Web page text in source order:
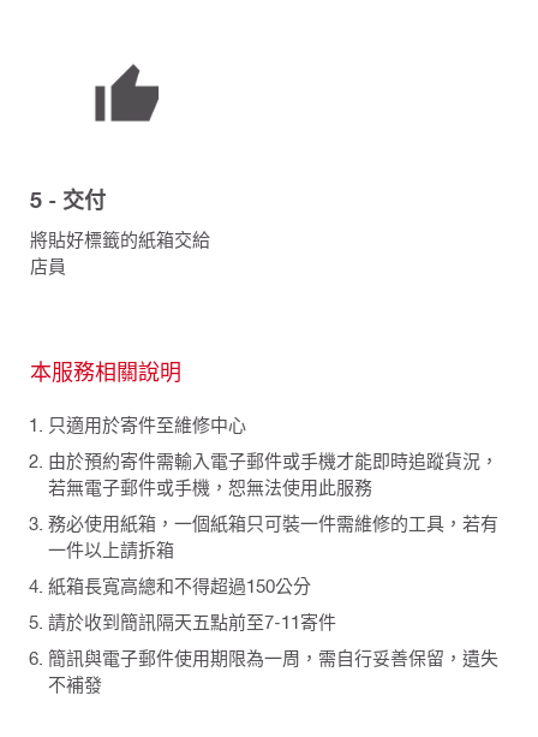
5 - 交付
將貼好標籤的紙箱交給
店員
本服務相關說明
只適用於寄件至維修中心
由於預約寄件需輸入電子郵件或手機才能即時追蹤貨況，
若無電子郵件或手機，恕無法使用此服務
務必使用紙箱，一個紙箱只可裝一件需維修的工具，若有
一件以上請拆箱
紙箱長寬高總和不得超過150公分
請於收到簡訊隔天五點前至7-11寄件
簡訊與電子郵件使用期限為一周，需自行妥善保留，遺失
不補發